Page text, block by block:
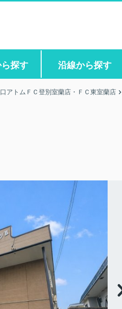
探す 沿線から探す
アトムＦＣ登別室蘭店・ＦＣ東室蘭店